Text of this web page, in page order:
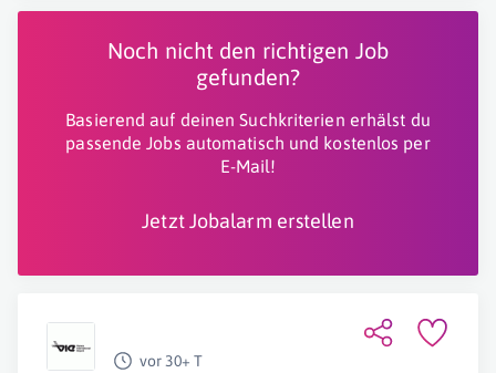
Noch nicht den richtigen Job
gefunden?
Basierend auf deinen Suchkriterien erhälst du
passende Jobs automatisch und kostenlos per
E-Mail!
Jetzt Jobalarm erstellen
vor 30+ T